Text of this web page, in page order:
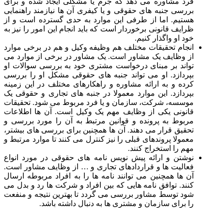
بررسی جنبه های حقوقی و یا کیفری آن ها نیازمند راهنمایی
هستیم. اما از طرفی این موارد به حدی گسترده است و از
ظرایف قانونی برخوردار است که باید انجام این امور را نیز به
خود او واگذار کنیم.
انجام تحقیقات مختلف هم وظیفه وکیل و هم در برخی موارد
از وظایف یک مشاور است. یک مشاور در برخی از موارد می
تواند بر مبنای درخواست مشتری خود به بررسی سوالات او
بپردازد. او می تواند جنبه های حقوقی مشکل او را بررسی
کرده و به ارائه مشاوره و راهکارهای مختلف در این زمینه
بپردازد. این موارد معمولا در جنبه های تجاری و حقوقی یک
موسسه، شرکت، سازمان و یا فرد مربوط می شود. تحقیقات
قانونی یکی از وظایف مهم یک وکیل است. آن ها اطلاعات
مربوط به پرونده و قوانین مرتبط به آن را مورد بررسی و
تحقیق قرار می دهند. آن ها همچنین برای بررسی های بیشتر،
معمولا پروندهای قبلی را نیز کنترل می کنند تا موارد مرتبط و
مهم را استخراج کنند.
نوشتن و ارائه پیش نویس نامه های حقوقی در مورد انواع
فعالیت ها و قراردادهای تجاری و … از وظایف مشاور است.
آن ها همچنین می توانند نامه ها را به افراد مربوطه ارسال
کنند. توافق نامه هایی که بین افراد و شرکت ها رد و بدل می
شود توسط مشاور بررسی می گردد تا بهترین نتیجه و منفعت
را برای سازمان و مشتری ها به دنبال داشته باشد.